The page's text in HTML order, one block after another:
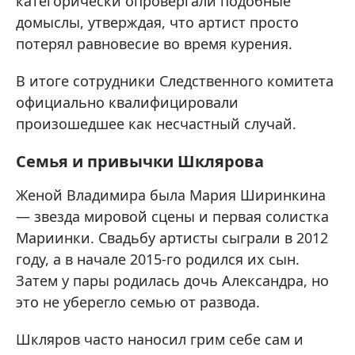
домыслы, утверждая, что артист просто
потерял равновесие во время курения.
В итоге сотрудники Следственного комитета
официально квалифицировали
произошедшее как несчастный случай.
Семья и привычки Шклярова
Женой Владимира была Мария Ширинкина
— звезда мировой сцены и первая солистка
Мариинки. Свадьбу артисты сыграли в 2012
году, а в начале 2015-го родился их сын.
Затем у пары родилась дочь Александра, но
это не уберегло семью от развода.
Шкляров часто наносил грим себе сам и